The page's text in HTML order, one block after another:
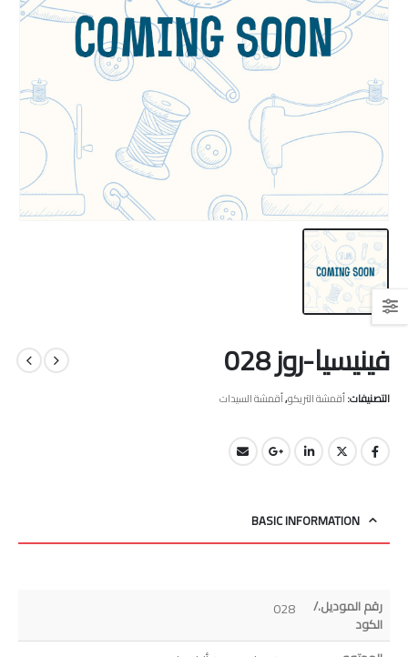
فينيسيا-روز 028
التصنيفات:أقمشة التريكو,أقمشة السيدات
BASIC INFORMATION
رقم الموديل./
الكود
028